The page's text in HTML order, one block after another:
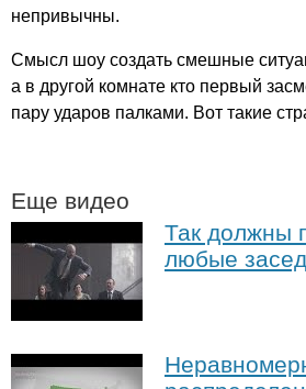
непривычны.
Смысл шоу создать смешные
а в другой комнате кто первый
пару ударов палками. Вот такие
Еще видео
Так должны
любые